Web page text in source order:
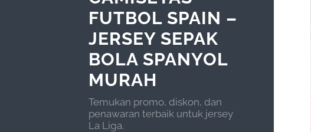
FUTBOL SPAIN –
JERSEY SEPAK
BOLA SPANYOL
MURAH
Temukan promo, diskon, dan
penawaran terbaik untuk jersey
La Liga.